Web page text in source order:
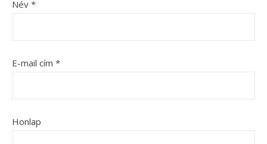
Név *
E-mail cím *
Honlap